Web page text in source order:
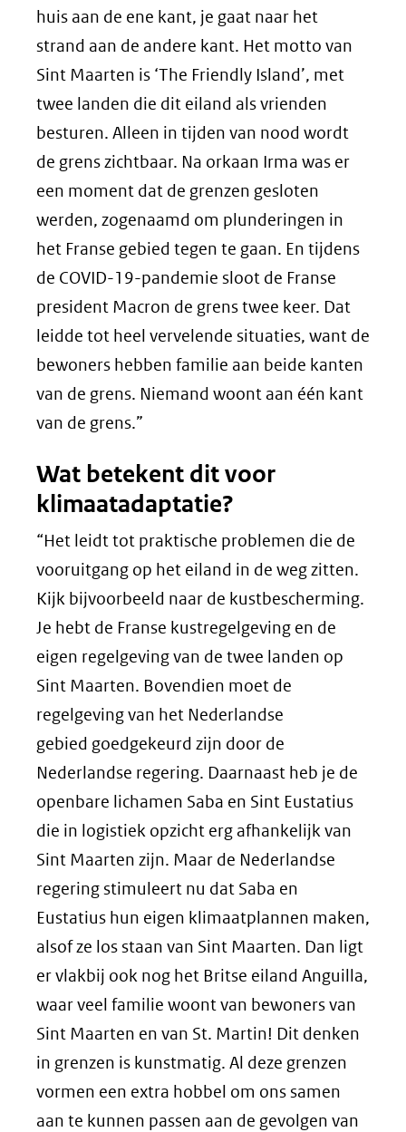
huis aan de ene kant, je gaat naar het
strand aan de andere kant. Het motto van
Sint Maarten is ‘The Friendly Island’, met
twee landen die dit eiland als vrienden
besturen. Alleen in tijden van nood wordt
de grens zichtbaar. Na orkaan Irma was er
een moment dat de grenzen gesloten
werden, zogenaamd om plunderingen in
het Franse gebied tegen te gaan. En tijdens
de COVID-19-pandemie sloot de Franse
president Macron de grens twee keer. Dat
leidde tot heel vervelende situaties, want de
bewoners hebben familie aan beide kanten
van de grens. Niemand woont aan één kant
van de grens.”
Wat betekent dit voor
klimaatadaptatie?
“Het leidt tot praktische problemen die de
vooruitgang op het eiland in de weg zitten.
Kijk bijvoorbeeld naar de kustbescherming.
Je hebt de Franse kustregelgeving en de
eigen regelgeving van de twee landen op
Sint Maarten. Bovendien moet de
regelgeving van het Nederlandse
gebied goedgekeurd zijn door de
Nederlandse regering. Daarnaast heb je de
openbare lichamen Saba en Sint Eustatius
die in logistiek opzicht erg afhankelijk van
Sint Maarten zijn. Maar de Nederlandse
regering stimuleert nu dat Saba en
Eustatius hun eigen klimaatplannen maken,
alsof ze los staan van Sint Maarten. Dan ligt
er vlakbij ook nog het Britse eiland Anguilla,
waar veel familie woont van bewoners van
Sint Maarten en van St. Martin! Dit denken
in grenzen is kunstmatig. Al deze grenzen
vormen een extra hobbel om ons samen
aan te kunnen passen aan de gevolgen van